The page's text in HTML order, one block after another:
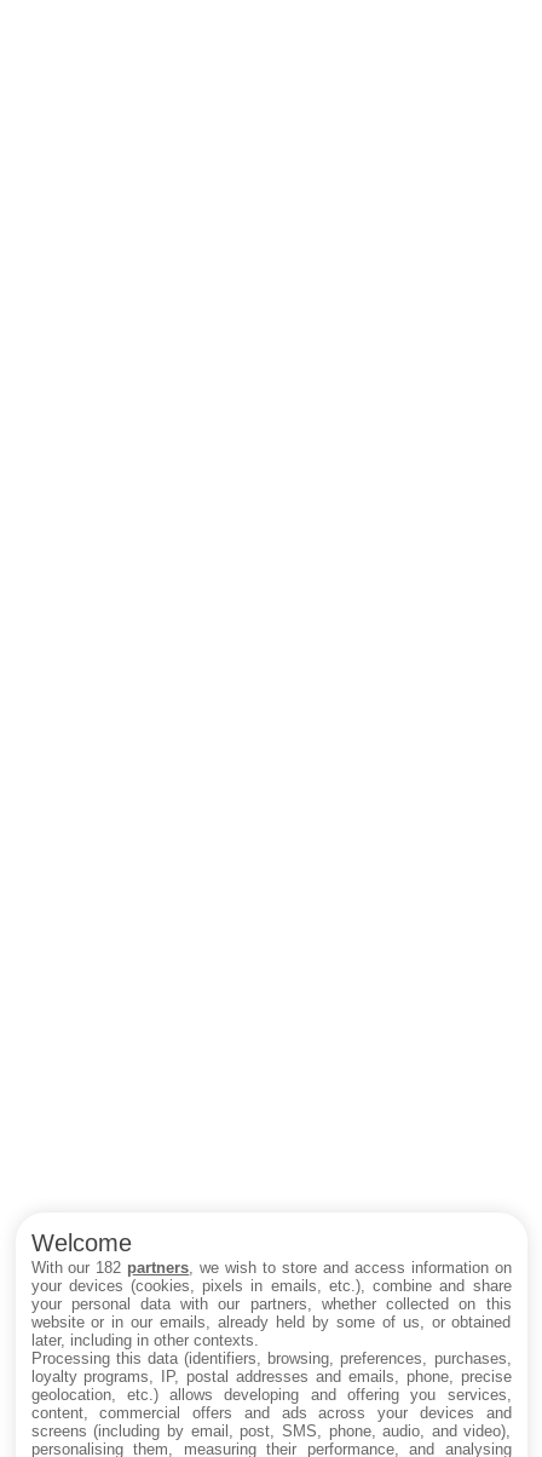
Welcome
With our 182 partners , we wish to store and access information on
your devices (cookies, pixels in emails, etc.), combine and share
your personal data with our partners, whether collected on this
website or in our emails, already held by some of us, or obtained
later, including in other contexts.
Processing this data (identifiers, browsing, preferences, purchases,
loyalty programs, IP, postal addresses and emails, phone, precise
geolocation, etc.) allows developing and offering you services,
content, commercial offers and ads across your devices and
screens (including by email, post, SMS, phone, audio, and video),
personalising them, measuring their performance, and analysing